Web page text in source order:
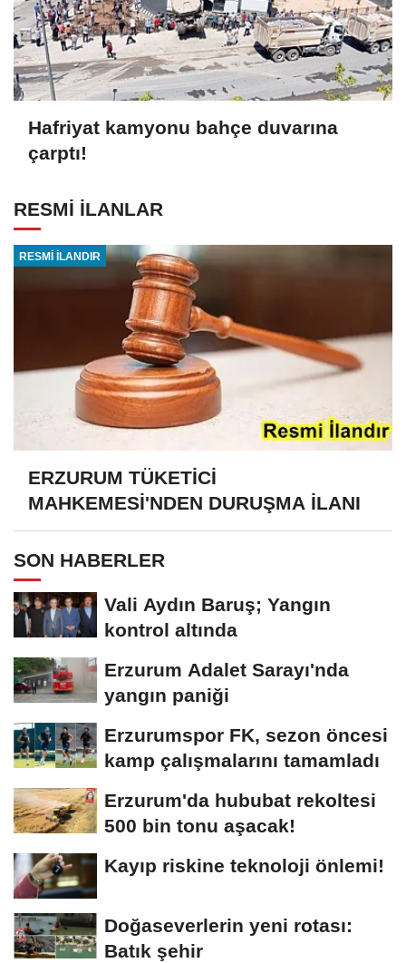
Hafriyat kamyonu bahçe duvarına
çarptı!
RESMİ İLANLAR
RESMİ İLANDIR
ERZURUM TÜKETİCİ
MAHKEMESİ'NDEN DURUŞMA İLANI
SON HABERLER
Vali Aydın Baruş; Yangın
kontrol altında
Erzurum Adalet Sarayı'nda
yangın paniği
Erzurumspor FK, sezon öncesi
kamp çalışmalarını tamamladı
Erzurum'da hububat rekoltesi
500 bin tonu aşacak!
Kayıp riskine teknoloji önlemi!
Doğaseverlerin yeni rotası:
Batık şehir